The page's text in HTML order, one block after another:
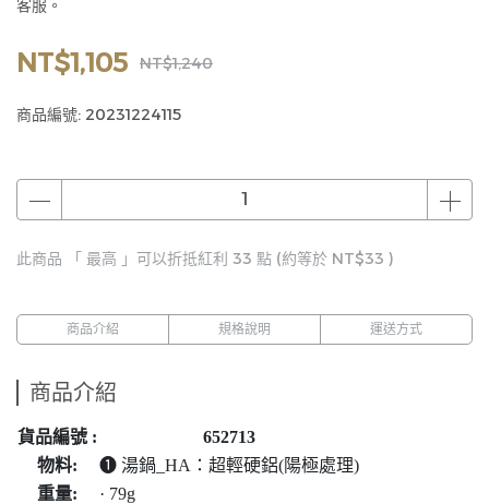
客服。
NT$1,105 NT$1,240
商品編號: 20231224115
此商品 「 最高 」可以折抵紅利 33 點 (約等於 NT$33 )
商品介紹 規格說明 運送方式
商品介紹
貨品編號 :
652713
物料:
❶ 湯鍋_HA：超輕硬鋁(陽極處理)
重量:
· 79g